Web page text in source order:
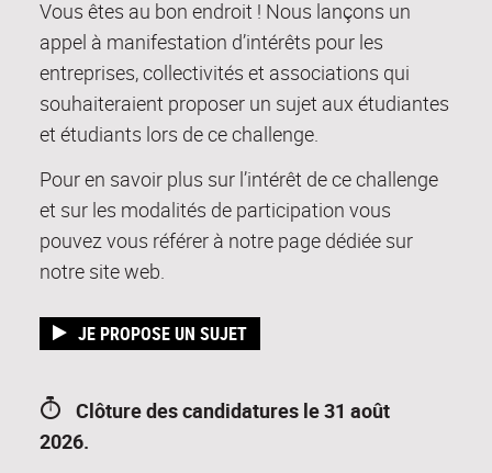
Vous êtes au bon endroit ! Nous lançons un
appel à manifestation d’intérêts pour les
entreprises, collectivités et associations qui
souhaiteraient proposer un sujet aux étudiantes
et étudiants lors de ce challenge.
Pour en savoir plus sur l’intérêt de ce challenge
et sur les modalités de participation vous
pouvez vous référer à notre page dédiée sur
notre site web.
JE PROPOSE UN SUJET
Clôture des candidatures le 31 août
2026.